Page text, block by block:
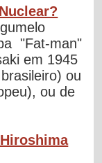
"Fat-man"
em 1945
ou
ou de